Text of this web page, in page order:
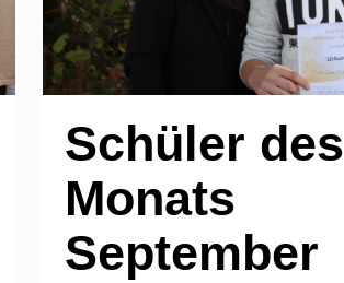
Schüler des
Monats
September